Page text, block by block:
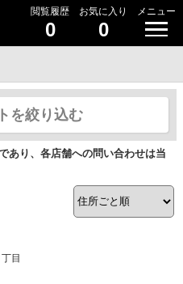
閲覧履歴
0
お気に入り
0
メニュー
を絞り込む
あり、各店舗への問い合わせは当
目